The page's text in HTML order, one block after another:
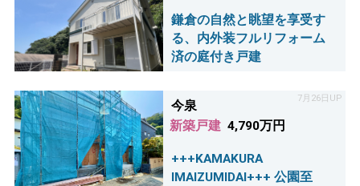
鎌倉の自然と眺望を享受す
る、内外装フルリフォーム
済の庭付き戸建
7月26日UP
今泉
新築戸建 4,790万円
+++KAMAKURA
IMAIZUMIDAI+++ 公園至